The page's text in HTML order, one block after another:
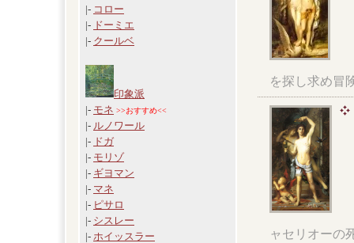
|- コロー
|- ドーミエ
|- クールベ
印象派
|- モネ >>おすすめ<<
|- ルノワール
|- ドガ
|- モリゾ
|- ギヨマン
|- マネ
|- ピサロ
|- シスレー
|- ホイッスラー
を探し求め冒
ャセリオーの